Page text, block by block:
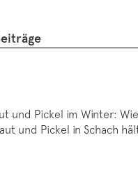
und Pickel im Winter:
und Pickel in Schach